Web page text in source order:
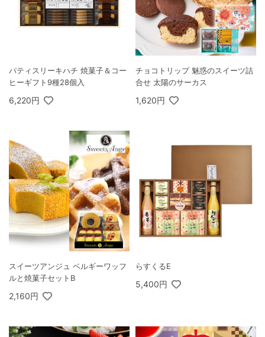
パティスリーキハチ 焼菓子＆コー
ヒーギフト9種28個入
6,220円
チョコトリップ 魅惑のスイーツ詰
合せ 太陽のサーカス
1,620円
スイーツアンジュ ベルギーワッフ
ルと焼菓子セットB
2,160円
らすくるE
5,400円